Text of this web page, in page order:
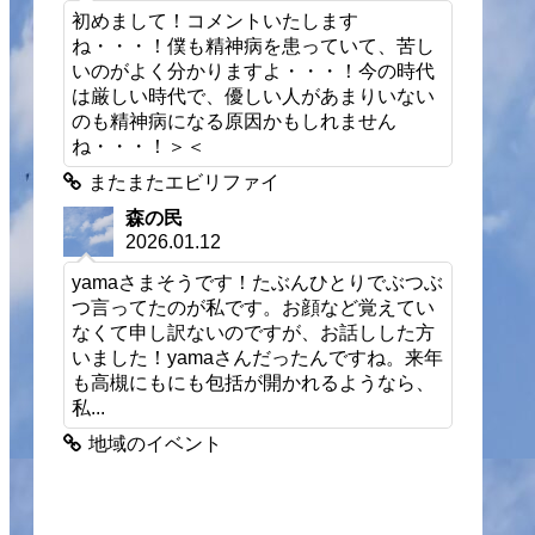
初めまして！コメントいたします
ね・・・！僕も精神病を患っていて、苦し
いのがよく分かりますよ・・・！今の時代
は厳しい時代で、優しい人があまりいない
のも精神病になる原因かもしれません
ね・・・！＞＜
またまたエビリファイ
森の民
2026.01.12
yamaさまそうです！たぶんひとりでぶつぶ
つ言ってたのが私です。お顔など覚えてい
なくて申し訳ないのですが、お話しした方
いました！yamaさんだったんですね。来年
も高槻にもにも包括が開かれるようなら、
私...
地域のイベント